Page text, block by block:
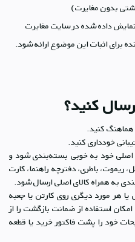
بدون مغایرت)
داده شده در سایت مغایرت
برای اثبات این موضوع ارائه شود.
کنید؟
هماهنگ کنید.
خودداری کنید.
اصلی خود به ‏خوبی بسته‌بندی شود و
ریموت، باطری، دفترچه راهنما، کارت
به همراه کالای اصلی ارسال شود.
هر مورد دیگری روی کارتن یا جعبه
استفاده از ضمانت بازگشت را از
خود را پشت فاکتور خرید یا قطعه